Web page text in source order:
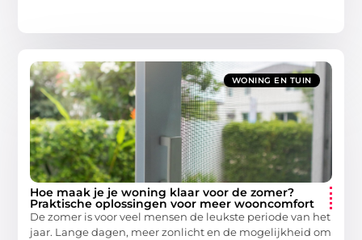
WONING EN TUIN
Hoe maak je je woning klaar voor de zomer?
Praktische oplossingen voor meer wooncomfort
De zomer is voor veel mensen de leukste periode van het
jaar. Lange dagen, meer zonlicht en de mogelijkheid om